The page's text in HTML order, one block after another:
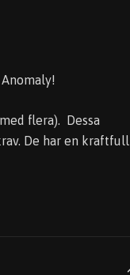
flera). Dessa
De har en kraftfull